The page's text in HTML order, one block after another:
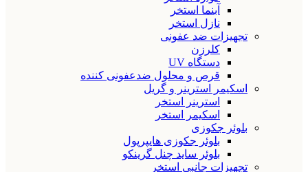
آبنما استخر
نازل استخر
تجهیزات ضد عفونی
کلرزن
دستگاه UV
قرص و محلول ضدعفونی کننده
اسکیمر استرینر و گریل
استرینر استخر
اسکیمر استخر
بلوئر جکوزی
بلوئر جکوزی هایپرپول
بلوئر ساید چنل گرینکو
تجهیزات جانبی استخر